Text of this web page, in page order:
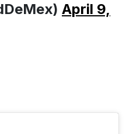
April 9,